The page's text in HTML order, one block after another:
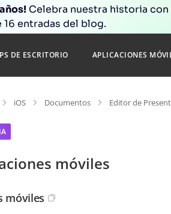
Celebra nuestra historia con
16 entradas del blog.
DE ESCRITORIO APLICACIONES
iOS Documentos Editor de
móviles
móviles